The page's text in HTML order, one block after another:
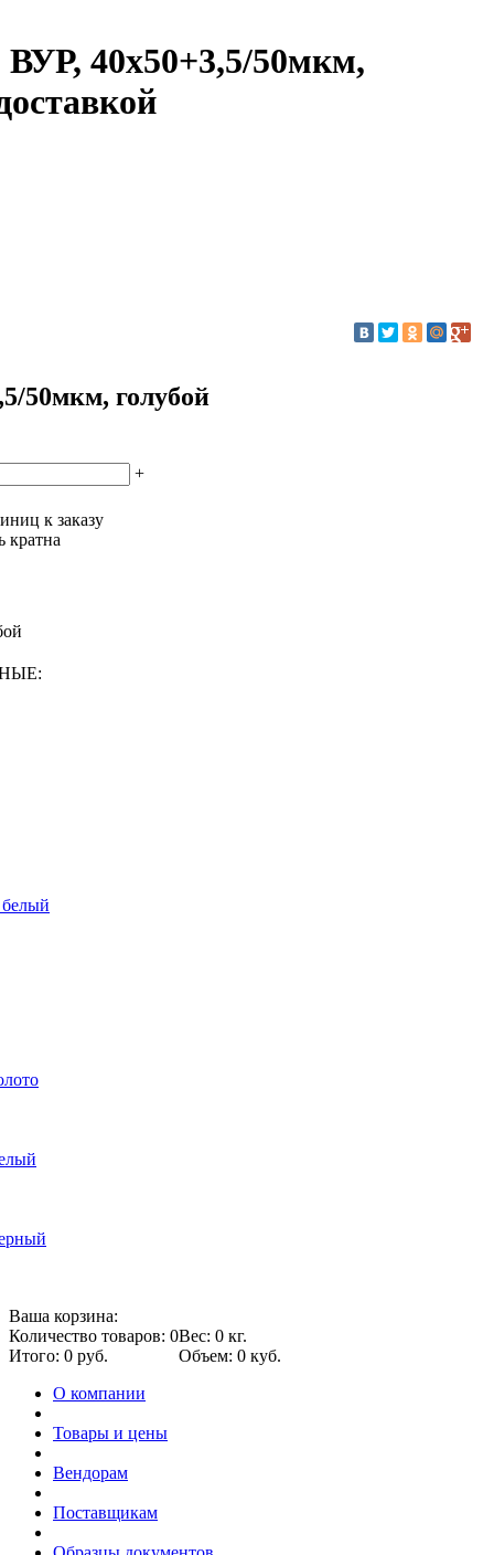
40х50+3,5/50мкм,
50мкм, голубой
+
к заказу
кратна
Ваша корзина:
Количество товаров: 0Вес: 0 кг.
Итого: 0 руб.
Объем: 0 куб.
О компании
Товары и цены
Вендорам
Поставщикам